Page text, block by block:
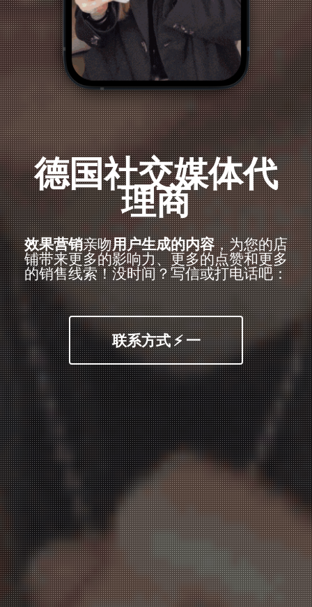
德国社交媒体代
理商
效果营销亲吻用户生成的内容，为您的店
铺带来更多的影响力、更多的点赞和更多
的销售线索！没时间？写信或打电话吧：
联系方式 ⚡ 一